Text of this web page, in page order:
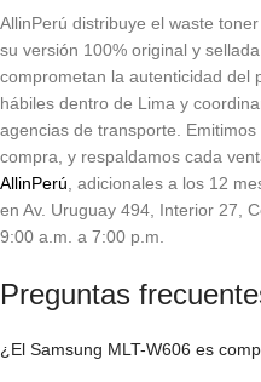
AllinPerú distribuye el waste toner
su versión 100% original y
comprometan la autenticidad del
hábiles dentro de Lima y
agencias de transporte.
compra, y respaldamos cada
AllinPerú , adicionales a los 12
en Av. Uruguay 494, Interior 27,
9:00 a.m. a 7:00 p.m.
Preguntas
¿El Samsung MLT-W606 es